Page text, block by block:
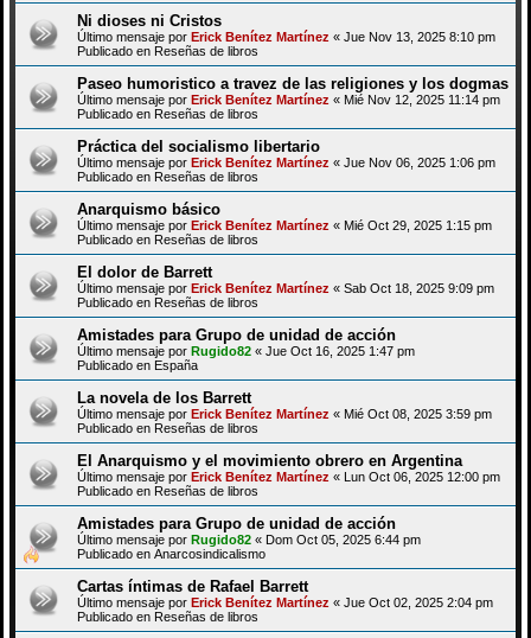
Ni dioses ni Cristos
Último mensaje por Erick Benítez Martínez « Jue Nov 13, 2025 8:10 pm
Publicado en Reseñas de libros
Paseo humoristico a travez de las religiones y los dogmas
Último mensaje por Erick Benítez Martínez « Mié Nov 12, 2025 11:14 pm
Publicado en Reseñas de libros
Práctica del socialismo libertario
Último mensaje por Erick Benítez Martínez « Jue Nov 06, 2025 1:06 pm
Publicado en Reseñas de libros
Anarquismo básico
Último mensaje por Erick Benítez Martínez « Mié Oct 29, 2025 1:15 pm
Publicado en Reseñas de libros
El dolor de Barrett
Último mensaje por Erick Benítez Martínez « Sab Oct 18, 2025 9:09 pm
Publicado en Reseñas de libros
Amistades para Grupo de unidad de acción
Último mensaje por Rugido82 « Jue Oct 16, 2025 1:47 pm
Publicado en España
La novela de los Barrett
Último mensaje por Erick Benítez Martínez « Mié Oct 08, 2025 3:59 pm
Publicado en Reseñas de libros
El Anarquismo y el movimiento obrero en Argentina
Último mensaje por Erick Benítez Martínez « Lun Oct 06, 2025 12:00 pm
Publicado en Reseñas de libros
Amistades para Grupo de unidad de acción
Último mensaje por Rugido82 « Dom Oct 05, 2025 6:44 pm
Publicado en Anarcosindicalismo
Cartas íntimas de Rafael Barrett
Último mensaje por Erick Benítez Martínez « Jue Oct 02, 2025 2:04 pm
Publicado en Reseñas de libros